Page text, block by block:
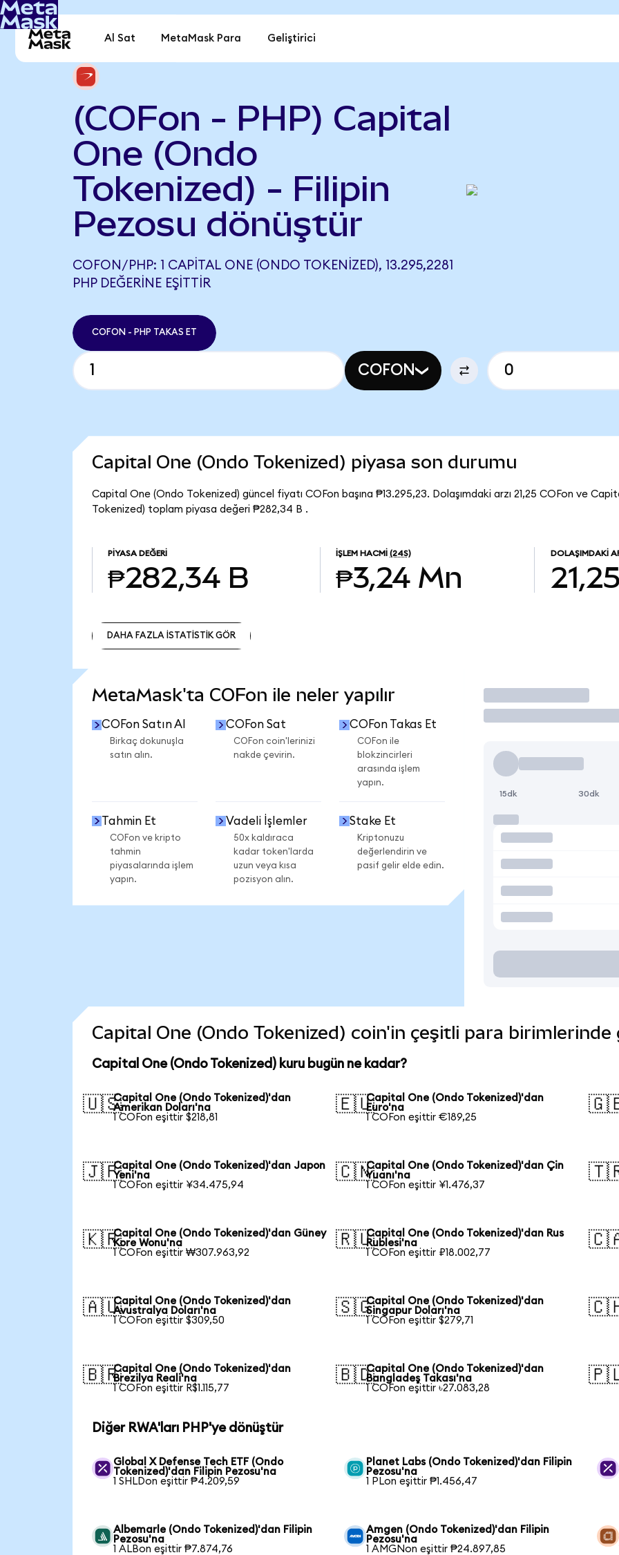
Al Sat MetaMask Para Geliştirici
(COFon - PHP) Capital
One (Ondo
Tokenized) - Filipin
Pezosu dönüştür
COFON/PHP: 1 CAPITAL ONE (ONDO TOKENIZED), 13.295,2281
PHP DEĞERINE EŞITTIR
COFON - PHP TAKAS ET
COFON
Capital One (Ondo Tokenized) piyasa son durumu
Capital One (Ondo Tokenized) güncel fiyatı COFon başına ₱13.295,23. Dolaşımdaki arzı 21,25 COFon ve
Tokenized) toplam piyasa değeri ₱282,34 B .
PIYASA DEĞERI
₱282,34 B
İŞLEM HACMI (24S)
₱3,24 Mn
DOLAŞIMDAKI
21,25
DAHA FAZLA İSTATİSTİK GÖR
MetaMask'ta COFon ile neler yapılır
COFon Satın Al
Birkaç dokunuşla
satın alın.
COFon Sat
COFon coin'lerinizi
nakde çevirin.
COFon Takas Et
COFon ile
blokzincirleri
arasında işlem
yapın.
Tahmin Et
COFon ve kripto
tahmin
piyasalarında işlem
yapın.
Vadeli İşlemler
50x kaldıraca
kadar token'larda
uzun veya kısa
pozisyon alın.
Stake Et
Kriptonuzu
değerlendirin ve
pasif gelir elde edin.
İşlem Yap
15dk 30dk
Capital One (Ondo Tokenized) coin'in çeşitli para
Capital One (Ondo Tokenized) kuru bugün ne kadar?
🇺🇸Capital One (Ondo Tokenized)'dan
Amerikan Doları'na
1 COFon eşittir $218,81
🇪🇺Capital One (Ondo Tokenized)'dan
Euro'na
1 COFon eşittir €189,25
🇯🇵Capital One (Ondo Tokenized)'dan Japon
Yeni'na
1 COFon eşittir ¥34.475,94
🇨🇳Capital One (Ondo Tokenized)'dan Çin
Yuanı'na
1 COFon eşittir ¥1.476,37
🇰🇷Capital One (Ondo Tokenized)'dan Güney
Kore Wonu'na
1 COFon eşittir ₩307.963,92
🇷🇺Capital One (Ondo Tokenized)'dan Rus
Rublesi'na
1 COFon eşittir ₽18.002,77
🇦🇺Capital One (Ondo Tokenized)'dan
Avustralya Doları'na
1 COFon eşittir $309,50
🇸🇬Capital One (Ondo Tokenized)'dan
Singapur Doları'na
1 COFon eşittir $279,71
🇧🇷Capital One (Ondo Tokenized)'dan
Brezilya Reali'na
1 COFon eşittir R$1.115,77
🇧🇩Capital One (Ondo Tokenized)'dan
Bangladeş Takası'na
1 COFon eşittir ৳27.083,28
Diğer RWA'ları PHP'ye dönüştür
Global X Defense Tech ETF (Ondo
Tokenized)'dan Filipin Pezosu'na
1 SHLDon eşittir ₱4.209,59
Planet Labs (Ondo Tokenized)'dan Filipin
Pezosu'na
1 PLon eşittir ₱1.456,47
Albemarle (Ondo Tokenized)'dan Filipin
Pezosu'na
1 ALBon eşittir ₱7.874,76
Amgen (Ondo Tokenized)'dan Filipin
Pezosu'na
1 AMGNon eşittir ₱24.897,85